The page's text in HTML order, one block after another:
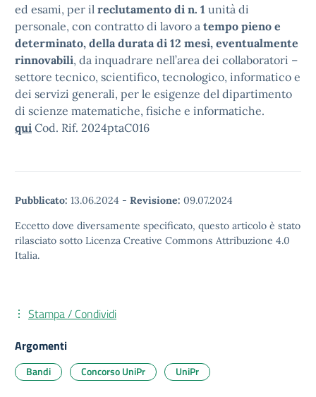
ed esami, per il reclutamento di n. 1 unità di
personale, con contratto di lavoro a tempo pieno e
determinato, della durata di 12 mesi, eventualmente
rinnovabili, da inquadrare nell’area dei collaboratori –
settore tecnico, scientifico, tecnologico, informatico e
dei servizi generali, per le esigenze del dipartimento
di scienze matematiche, fisiche e informatiche.
qui Cod. Rif. 2024ptaC016
Pubblicato: 13.06.2024 - Revisione: 09.07.2024
Eccetto dove diversamente specificato, questo articolo è stato
rilasciato sotto Licenza Creative Commons Attribuzione 4.0
Italia.
Stampa / Condividi
Argomenti
Bandi Concorso UniPr UniPr